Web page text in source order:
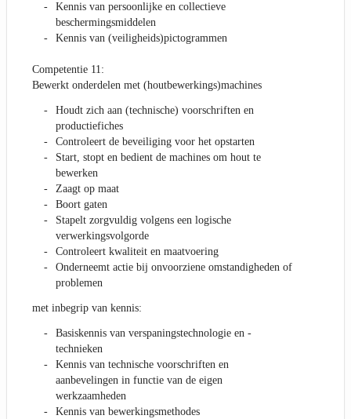
Kennis van persoonlijke en collectieve
beschermingsmiddelen
Kennis van (veiligheids)pictogrammen
Competentie 11:
Bewerkt onderdelen met (houtbewerkings)machines
Houdt zich aan (technische) voorschriften en
productiefiches
Controleert de beveiliging voor het opstarten
Start, stopt en bedient de machines om hout te
bewerken
Zaagt op maat
Boort gaten
Stapelt zorgvuldig volgens een logische
verwerkingsvolgorde
Controleert kwaliteit en maatvoering
Onderneemt actie bij onvoorziene omstandigheden of
problemen
met inbegrip van kennis:
Basiskennis van verspaningstechnologie en -
technieken
Kennis van technische voorschriften en
aanbevelingen in functie van de eigen
werkzaamheden
Kennis van bewerkingsmethodes